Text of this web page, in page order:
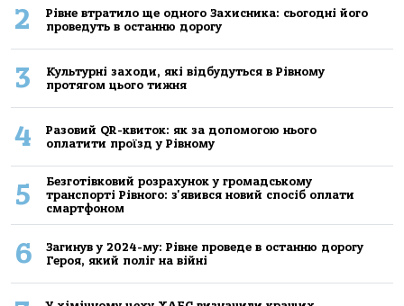
2
Рівне втратило ще одного Захисника: сьогодні його
проведуть в останню дорогу
3
Культурні заходи, які відбудуться в Рівному
протягом цього тижня
4
Разовий QR-квиток: як за допомогою нього
оплатити проїзд у Рівному
5
Безготівковий розрахунок у громадському
транспорті Рівного: з'явився новий спосіб оплати
смартфоном
6
Загинув у 2024-му: Рівне проведе в останню дорогу
Героя, який поліг на війні